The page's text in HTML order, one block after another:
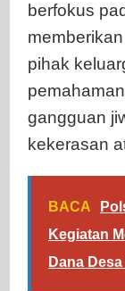
berfokus
pihak
gangguan
kekerasan
BACA
Kegiatan
Dana Desa